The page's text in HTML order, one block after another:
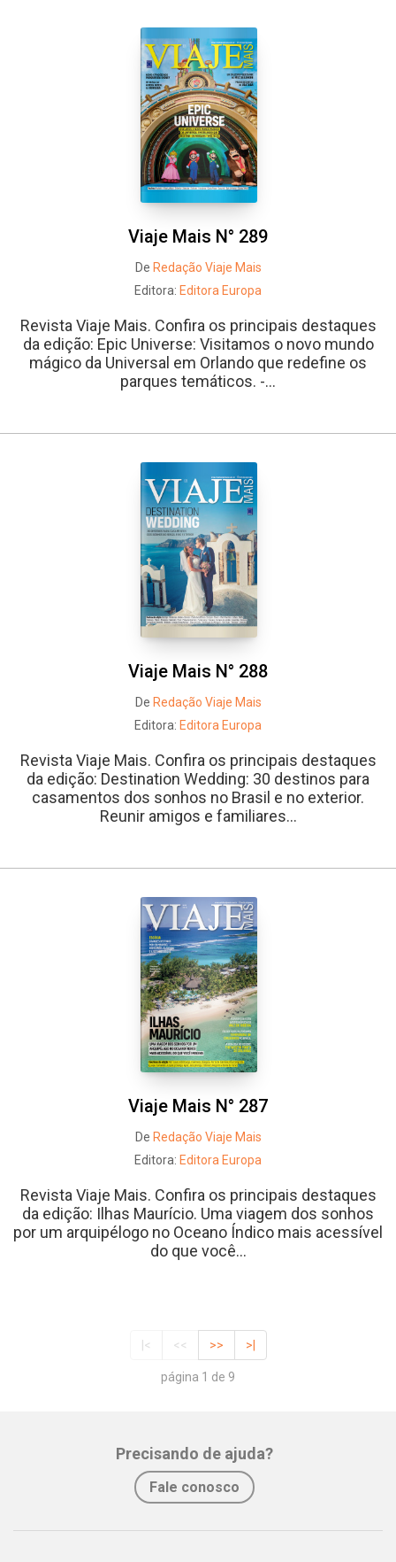
Viaje Mais N° 289
De Redação Viaje Mais
Editora: Editora Europa
Revista Viaje Mais. Confira os principais destaques
da edição: Epic Universe: Visitamos o novo mundo
mágico da Universal em Orlando que redefine os
parques temáticos. -...
Viaje Mais N° 288
De Redação Viaje Mais
Editora: Editora Europa
Revista Viaje Mais. Confira os principais destaques
da edição: Destination Wedding: 30 destinos para
casamentos dos sonhos no Brasil e no exterior.
Reunir amigos e familiares...
Viaje Mais N° 287
De Redação Viaje Mais
Editora: Editora Europa
Revista Viaje Mais. Confira os principais destaques
da edição: Ilhas Maurício. Uma viagem dos sonhos
por um arquipélogo no Oceano Índico mais acessível
do que você...
|< << >> >|
página 1 de 9
Precisando de ajuda?
Fale conosco